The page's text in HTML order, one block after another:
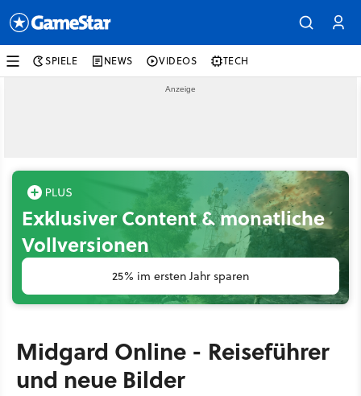
SPIELE NEWS VIDEOS TECH
Exklusiver Content & monatliche
Vollversionen
25% im ersten Jahr sparen
Midgard Online - Reiseführer
und neue Bilder